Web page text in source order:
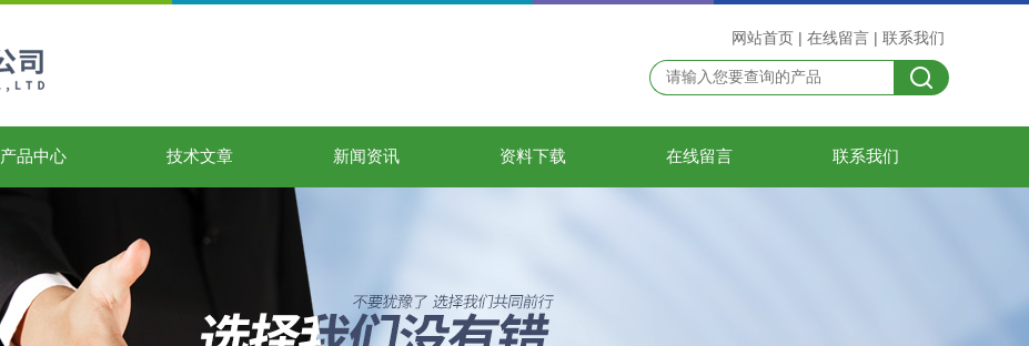
网站首页 | 在线留言 | 联系我们
产品中心 技术文章 新闻资讯 资料下载 在线留言 联系我们